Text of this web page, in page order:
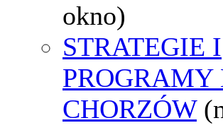
okno)
STRATEGIE I
CHORZÓW